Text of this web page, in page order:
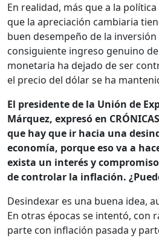
En realidad, más que a la
que la apreciación cambiaria
buen desempeño de la
consiguiente ingreso genuino
monetaria ha dejado de ser
el precio del dólar se ha
El presidente de la Unión de
Márquez, expresó en
que hay que ir hacia una
economía, porque eso va a
exista un interés y
de controlar la inflación.
Desindexar es una buena idea,
En otras épocas se intentó, con
parte con inflación pasada y